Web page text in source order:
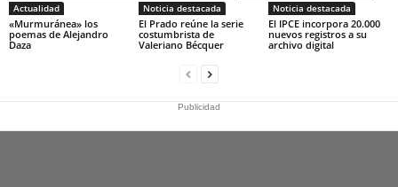
Actualidad
«Murmuránea» los
poemas de Alejandro
Daza
Noticia destacada
El Prado reúne la serie
costumbrista de
Valeriano Bécquer
Noticia destacada
El IPCE incorpora 20.000
nuevos registros a su
archivo digital
Publicidad